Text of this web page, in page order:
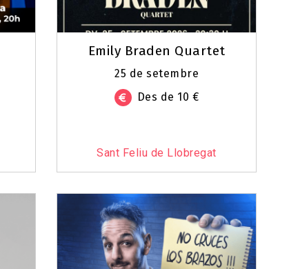
Emily Braden Quartet
25 de setembre
Des de 10 €
Sant Feliu de Llobregat